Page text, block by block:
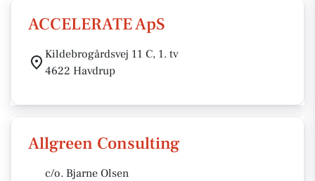
ACCELERATE ApS
Kildebrogårdsvej 11 C, 1. tv
4622 Havdrup
Allgreen Consulting
c/o. Bjarne Olsen